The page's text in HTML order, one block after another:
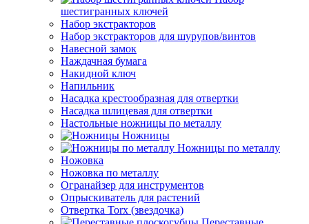
шестигранных ключей
Набор экстракторов
Набор экстракторов для шурупов/винтов
Навесной замок
Наждачная бумага
Накидной ключ
Напильник
Насадка крестообразная для отвертки
Насадка шлицевая для отвертки
Настольные ножницы по металлу
Ножницы
Ножницы по металлу
Ножовка
Ножовка по металлу
Огранайзер для инструментов
Опрыскиватель для растений
Отвертка Torx (звездочка)